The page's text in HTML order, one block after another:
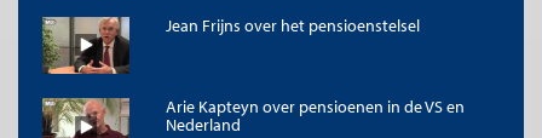
Jean Frijns over het pensioenstelsel
Arie Kapteyn over pensioenen in de VS en
Nederland